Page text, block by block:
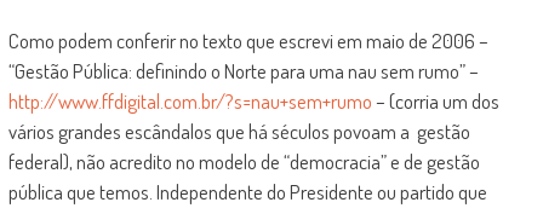
Como podem conferir no texto que escrevi em maio de 2006 –
“Gestão Pública: definindo o Norte para uma nau sem rumo” –
http://www.ffdigital.com.br/?s=nau+sem+rumo– (corria um dos
vários grandes escândalos que há séculos povoam a gestão
federal), não acredito no modelo de “democracia” e de gestão
pública que temos. Independente do Presidente ou partido que